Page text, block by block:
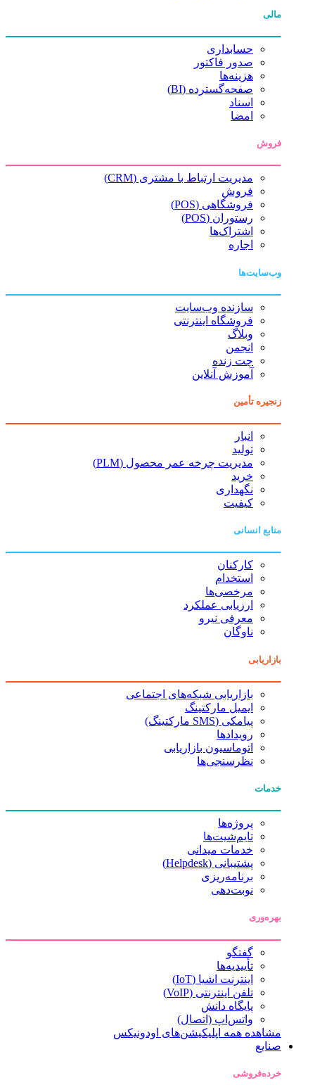
مالی
حسابداری
صدور فاکتور
هزینه‌ها
صفحه‌گسترده (BI)
اسناد
امضا
فروش
مدیریت ارتباط با مشتری (CRM)
فروش
فروشگاهی (POS)
رستوران (POS)
اشتراک‌ها
اجاره
وب‌سایت‌ها
سازنده وب‌سایت
فروشگاه اینترنتی
وبلاگ
انجمن
چت زنده
آموزش آنلاین
زنجیره تأمین
انبار
تولید
مدیریت چرخه عمر محصول (PLM)
خرید
نگهداری
کیفیت
منابع انسانی
کارکنان
استخدام
مرخصی‌ها
ارزیابی عملکرد
معرفی نیرو
ناوگان
بازاریابی
بازاریابی شبکه‌های اجتماعی
ایمیل مارکتینگ
پیامکی (SMS مارکتینگ)
رویدادها
اتوماسیون بازاریابی
نظرسنجی‌ها
خدمات
پروژه‌ها
تایم‌شیت‌ها
خدمات میدانی
پشتیبانی (Helpdesk)
برنامه‌ریزی
نوبت‌دهی
بهره‌وری
گفتگو
تأییدیه‌ها
اینترنت اشیا (IoT)
تلفن اینترنتی (VoIP)
پایگاه دانش
واتس‌اپ (اتصال)
مشاهده همه اپلیکیشن‌های اودونیکس
صنایع
خرده‌فروشی